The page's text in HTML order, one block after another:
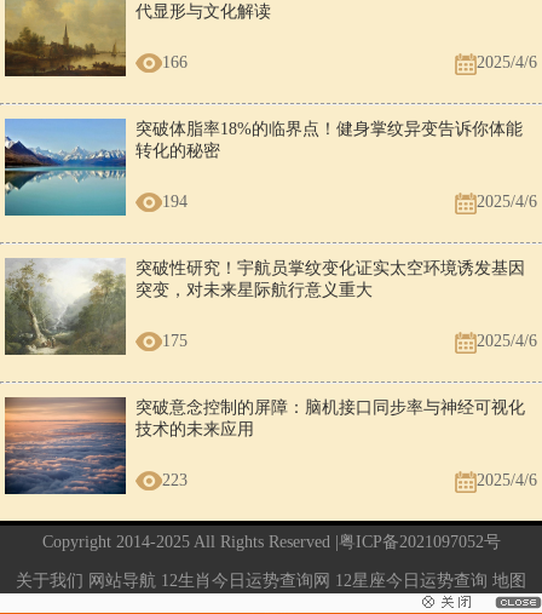
代显形与文化解读
166 2025/4/6
突破体脂率18%的临界点！健身掌纹异变告诉你体能
转化的秘密
194 2025/4/6
突破性研究！宇航员掌纹变化证实太空环境诱发基因
突变，对未来星际航行意义重大
175 2025/4/6
突破意念控制的屏障：脑机接口同步率与神经可视化
技术的未来应用
223 2025/4/6
Copyright 2014-2025 All Rights Reserved |粤ICP备2021097052号
关于我们 网站导航 12生肖今日运势查询网 12星座今日运势查询 地图